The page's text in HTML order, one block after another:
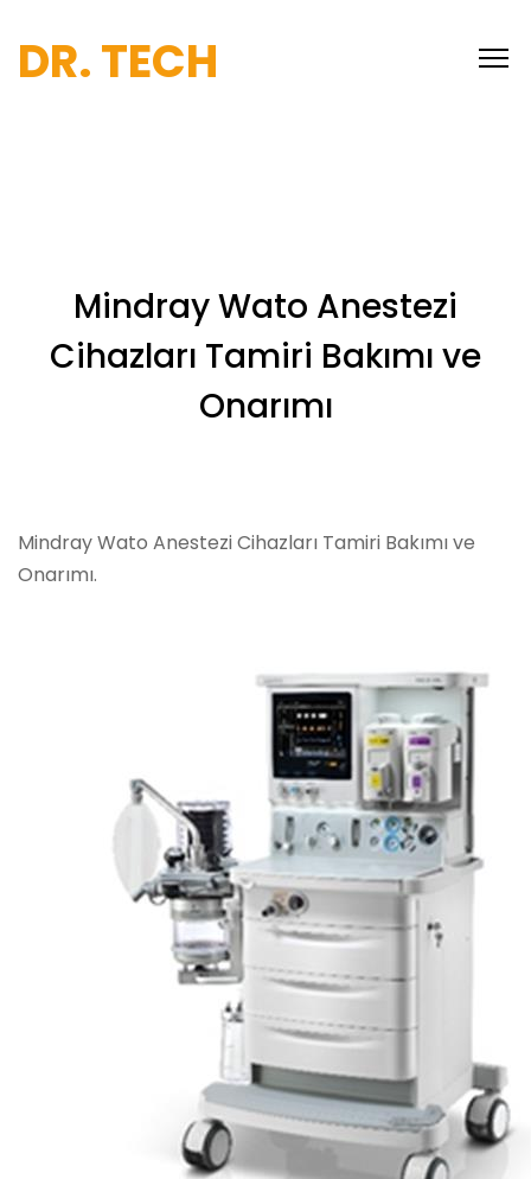
DR. TECH
Mindray Wato Anestezi
Cihazları Tamiri Bakımı ve
Onarımı
Mindray Wato Anestezi Cihazları Tamiri Bakımı ve
Onarımı.